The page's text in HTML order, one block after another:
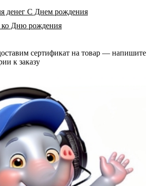
денег С Днем рождения
Дню рождения
сертификат на товар — напишите
к заказу